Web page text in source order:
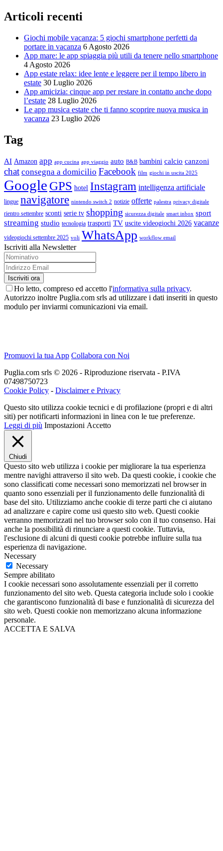
Articoli recenti
Giochi mobile vacanza: 5 giochi smartphone perfetti da
portare in vacanza 6 Agosto 2026
App mare: le app spiaggia più utili da tenere nello smartphone
4 Agosto 2026
App estate relax: idee lente e leggere per il tempo libero in
estate 30 Luglio 2026
App amicizia: cinque app per restare in contatto anche dopo
l’estate 28 Luglio 2026
Le app musica estate che ti fanno scoprire nuova musica in
vacanza 23 Luglio 2026
Tag
AI Amazon app app cucina app viaggio auto B&B bambini calcio canzoni
chat consegna a domicilio Facebook film giochi in uscita 2025
Google GPS hotel Instagram intelligenza artificiale
lingue navigatore nintendo switch 2 notizie offerte palestra privacy digitale
rientro settembre sconti serie tv shopping sicurezza digitale smart inbox sport
streaming studio tecnologia trasporti TV uscite videogiochi 2026 vacanze
videogiochi settembre 2025 voli WhatsApp workflow email
Iscriviti alla Newsletter
Ho letto, compreso ed accetto l'informativa sulla privacy.
Autorizzo inoltre Puglia.com srls ad utilizzare i dati inseriti in questo
modulo per inviarmi comunicazioni via email.
Promuovi la tua App Collabora con Noi
Puglia.com srls © 2026 - Riproduzione riservata - P.IVA
07498750723
Cookie Policy - Disclaimer e Privacy
Questo sito utilizza cookie tecnici e di profilazione (propri e di altri
siti) per notificarti informazioni in linea con le tue preferenze.
Leggi di più Impostazioni Accetto
Chiudi
Questo sito web utilizza i cookie per migliorare la tua esperienza
mentre navighi attraverso il sito web. Da questi cookie, i cookie che
sono classificati come necessari sono memorizzati nel browser in
quanto sono essenziali per il funzionamento delle funzionalità di
base del sito. Utilizziamo anche cookie di terze parti che ci aiutano
ad analizzare e capire come usi questo sito web. Questi cookie
verranno memorizzati nel tuo browser solo con il tuo consenso. Hai
anche la possibilità di rinunciare a questi cookie. Tuttavia,
l'esclusione di alcuni di questi cookie potrebbe influire sulla tua
esperienza di navigazione.
Necessary
Necessary
Sempre abilitato
I cookie necessari sono assolutamente essenziali per il corretto
funzionamento del sito web. Questa categoria include solo i cookie
che garantiscono funzionalità di base e funzionalità di sicurezza del
sito web. Questi cookie non memorizzano alcuna informazione
personale.
ACCETTA E SALVA